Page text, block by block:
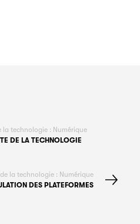
la technologie : Numérique
DE LA TECHNOLOGIE
la technologie : Numérique
DES PLATEFORMES